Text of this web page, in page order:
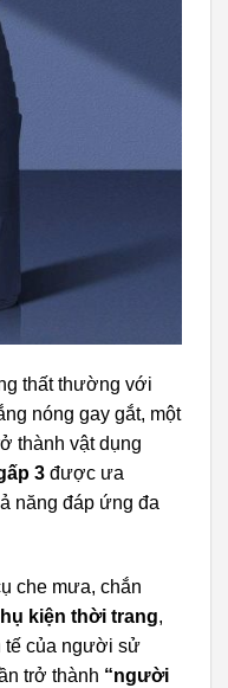
thất thường với
nóng gay gắt, một
thành vật dụng
3 được ưa
năng đáp ứng đa
che mưa, chắn
kiện thời trang,
tế của người sử
trở thành “người